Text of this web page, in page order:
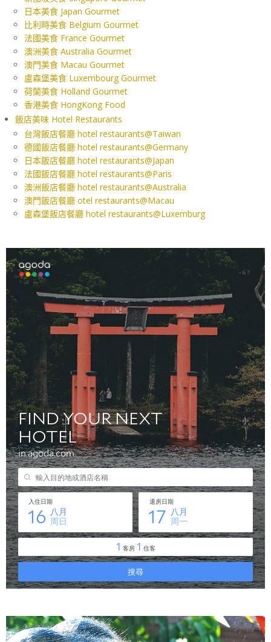
日本美食 Japan Gourmet
比利時美食 Belgium Gourmet
法國美食 France Gourmet
澳洲美食 Australia Gourmet
澳門美食 Macau Gourmet
盧森堡美食 Luxembourg Gourmet
荷蘭美食 Holland Gourmet
香港美食 HongKong Food
飯店美味 Hotel Restaurants
台灣飯店餐廳 hotel restaurants@Taiwan
德國飯店餐廳 hotel restaurants@Germany
日本飯店餐廳 hotel restaurants@Japan
法國飯店餐廳 hotel restaurants@Paris
澳洲飯店餐廳 hotel restaurants@Australia
澳門飯店餐廳 otel restaurants@Macau
盧森堡飯店餐廳 hotel restaurants@Luxemburg